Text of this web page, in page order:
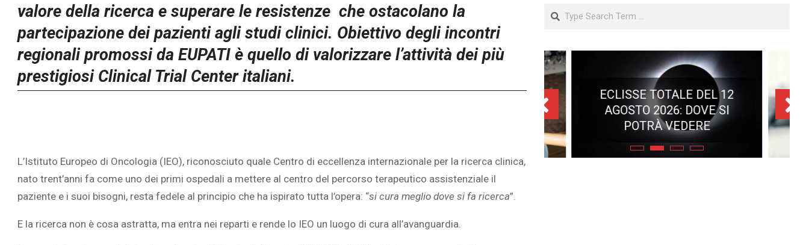
valore della ricerca e superare le resistenze che ostacolano la
partecipazione dei pazienti agli studi clinici. Obiettivo degli incontri
regionali promossi da EUPATI è quello di valorizzare l’attività dei più
prestigiosi Clinical Trial Center italiani.
L’Istituto Europeo di Oncologia (IEO), riconosciuto quale Centro di eccellenza internazionale per la ricerca clinica,
nato trent’anni fa come uno dei primi ospedali a mettere al centro del percorso terapeutico assistenziale il
paziente e i suoi bisogni, resta fedele al principio che ha ispirato tutta l’opera: “si cura meglio dove si fa ricerca”.
E la ricerca non è cosa astratta, ma entra nei reparti e rende lo IEO un luogo di cura all’avanguardia.
Search
ECLISSE TOTALE DEL 12
AGOSTO 2026: DOVE SI
POTRÀ VEDERE